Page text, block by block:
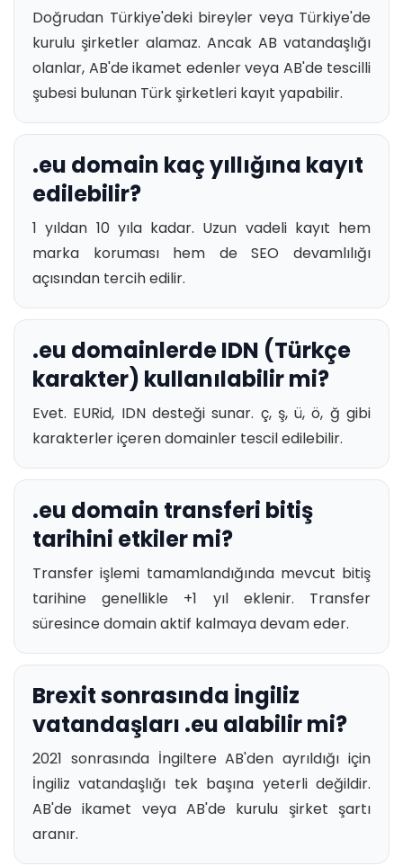
Doğrudan Türkiye'deki bireyler veya Türkiye'de
kurulu şirketler alamaz. Ancak AB vatandaşlığı
olanlar, AB'de ikamet edenler veya AB'de tescilli
şubesi bulunan Türk şirketleri kayıt yapabilir.
.eu domain kaç yıllığına kayıt
edilebilir?
1 yıldan 10 yıla kadar. Uzun vadeli kayıt hem
marka koruması hem de SEO devamlılığı
açısından tercih edilir.
.eu domainlerde IDN (Türkçe
karakter) kullanılabilir mi?
Evet. EURid, IDN desteği sunar. ç, ş, ü, ö, ğ gibi
karakterler içeren domainler tescil edilebilir.
.eu domain transferi bitiş
tarihini etkiler mi?
Transfer işlemi tamamlandığında mevcut bitiş
tarihine genellikle +1 yıl eklenir. Transfer
süresince domain aktif kalmaya devam eder.
Brexit sonrasında İngiliz
vatandaşları .eu alabilir mi?
2021 sonrasında İngiltere AB'den ayrıldığı için
İngiliz vatandaşlığı tek başına yeterli değildir.
AB'de ikamet veya AB'de kurulu şirket şartı
aranır.